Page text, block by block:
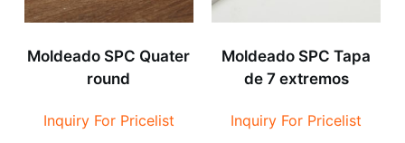
Moldeado SPC Quater
round
Inquiry For Pricelist
Moldeado SPC Tapa
de 7 extremos
Inquiry For Pricelist